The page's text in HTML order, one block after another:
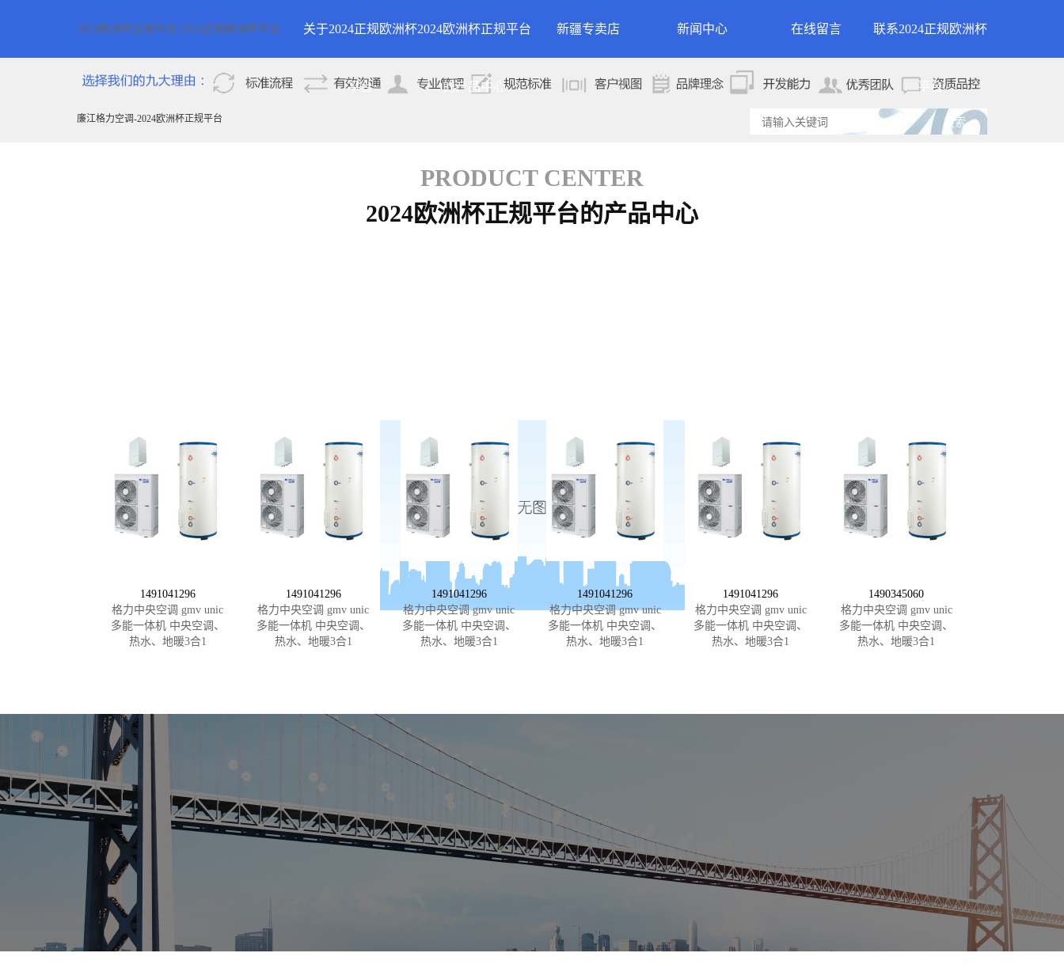
2024欧洲杯正规平台-2024正规欧洲杯平台 关于2024正规欧洲杯
平台
2024欧洲杯正规平台的
2024欧洲杯正规平台
的产品中心
新疆专卖店 新闻中心 在线留言 联系2024正规欧洲杯
平台
廉江格力空调-2024欧洲杯正规平台
PRODUCT CENTER
2024欧洲杯正规平台的产品中心
1491041296
格力中央空调 gmv unic
多能一体机 中央空调、
热水、地暖3合1
1491041296
格力中央空调 gmv unic
多能一体机 中央空调、
热水、地暖3合1
1491041296
格力中央空调 gmv unic
多能一体机 中央空调、
热水、地暖3合1
1491041296
格力中央空调 gmv unic
多能一体机 中央空调、
热水、地暖3合1
1491041296
格力中央空调 gmv unic
多能一体机 中央空调、
热水、地暖3合1
1490345060
格力中央空调 gmv unic
多能一体机 中央空调、
热水、地暖3合1